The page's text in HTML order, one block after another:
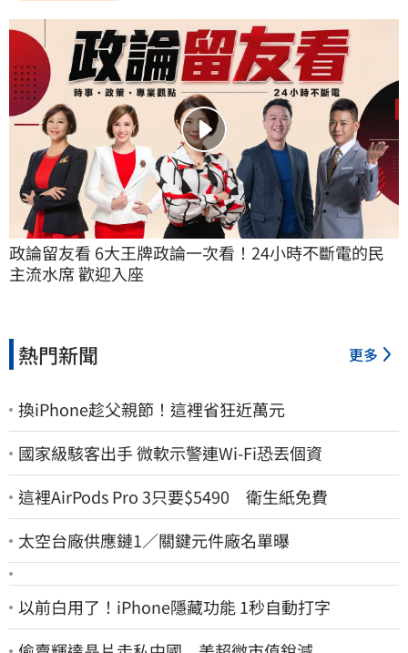
政論留友看 6大王牌政論一次看！24小時不斷電的民
主流水席 歡迎入座
熱門新聞 更多
換iPhone趁父親節！這裡省狂近萬元
國家級駭客出手 微軟示警連Wi-Fi恐丟個資
這裡AirPods Pro 3只要$5490 衛生紙免費
太空台廠供應鏈1／關鍵元件廠名單曝
以前白用了！iPhone隱藏功能 1秒自動打字